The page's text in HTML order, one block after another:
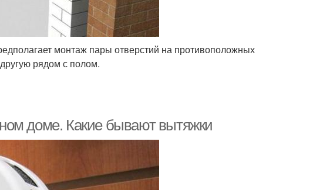
монтаж пары отверстий на противоположных
рядом с полом.
доме. Какие бывают вытяжки